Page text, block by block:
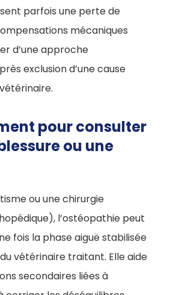
parfois une perte de
mécaniques
d’une approche
exclusion d’une cause
pour consulter
ou une
ou une chirurgie
l’ostéopathie peut
fois la phase aiguë stabilisée
vétérinaire traitant. Elle aide
secondaires liées à